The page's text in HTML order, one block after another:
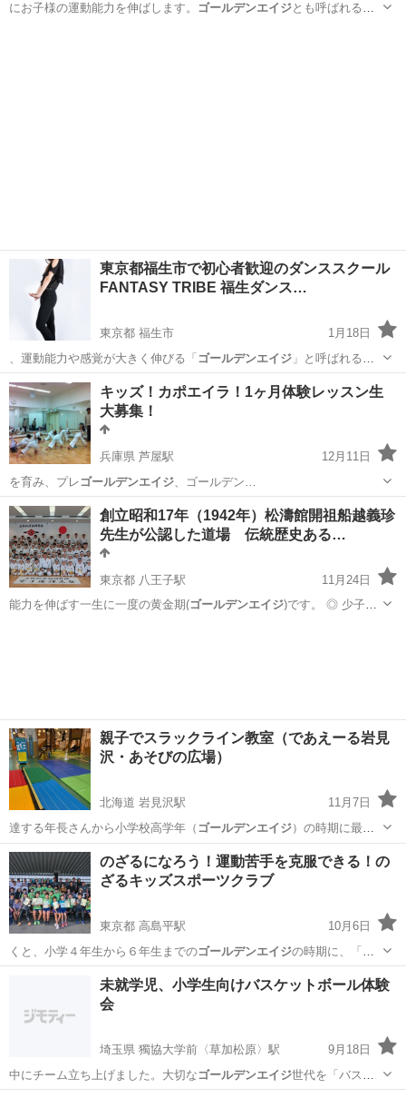
にお子様の運動能力を伸ばします。 ゴールデンエイジとも呼ばれるこ
東京都福生市で初心者歓迎のダンススクール
FANTASY TRIBE 福生ダンス…
東京都 福生市
1月18日
、運動能力や感覚が大きく伸びる「 ゴールデンエイジ」と呼ばれる大
切な成長段階です。…
東京 福生市 ダンス 習い事
キッズ！カポエイラ！1ヶ月体験レッスン生
大募集！
兵庫県 芦屋駅
12月11日
を育み、プレ ゴールデンエイジ、ゴールデン…
兵庫 芦屋市 芦屋駅 その他 青少年
創立昭和17年（1942年）松濤館開祖船越義珍
先生が公認した道場 伝統歴史ある…
東京都 八王子駅
11月24日
能力を伸ばす一生に一度の黄金期(ゴールデンエイジ)です。 ◎ 少子
親子でスラックライン教室（であえーる岩見
沢・あそびの広場）
北海道 岩見沢駅
11月7日
達する年長さんから小学校高学年（ ゴールデンエイジ）の時期に最適
です。 2.…
北海道 岩見沢市 岩見沢駅 その他 スラックライン
のざるになろう！運動苦手を克服できる！の
ざるキッズスポーツクラブ
東京都 高島平駅
10月6日
くと、小学４年生から６年生までのゴールデンエイジの時期に、「即
座の習得」という、…高島平駅 その他 ドッジボール
未就学児、小学生向けバスケットボール体験
会
埼玉県 獨協大学前〈草加松原〉駅
9月18日
中にチーム立ち上げました。大切な ゴールデンエイジ世代を「バスケ
ットボールは楽しい…